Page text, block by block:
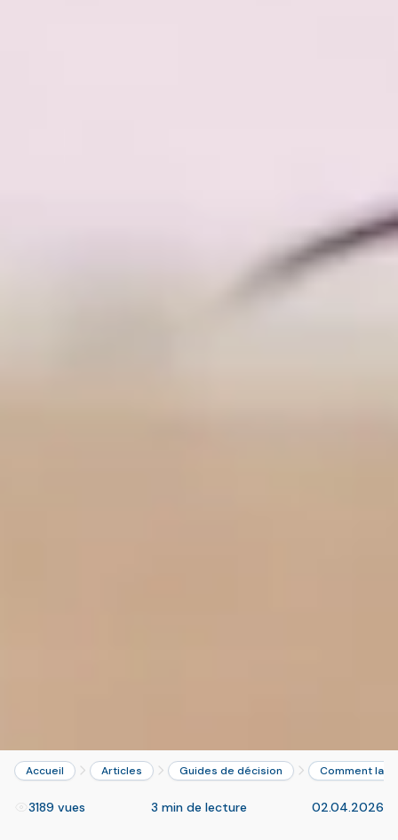
Accueil Articles Guides de décision Comment la
3189 vues 3 min de lecture 02.04.2026